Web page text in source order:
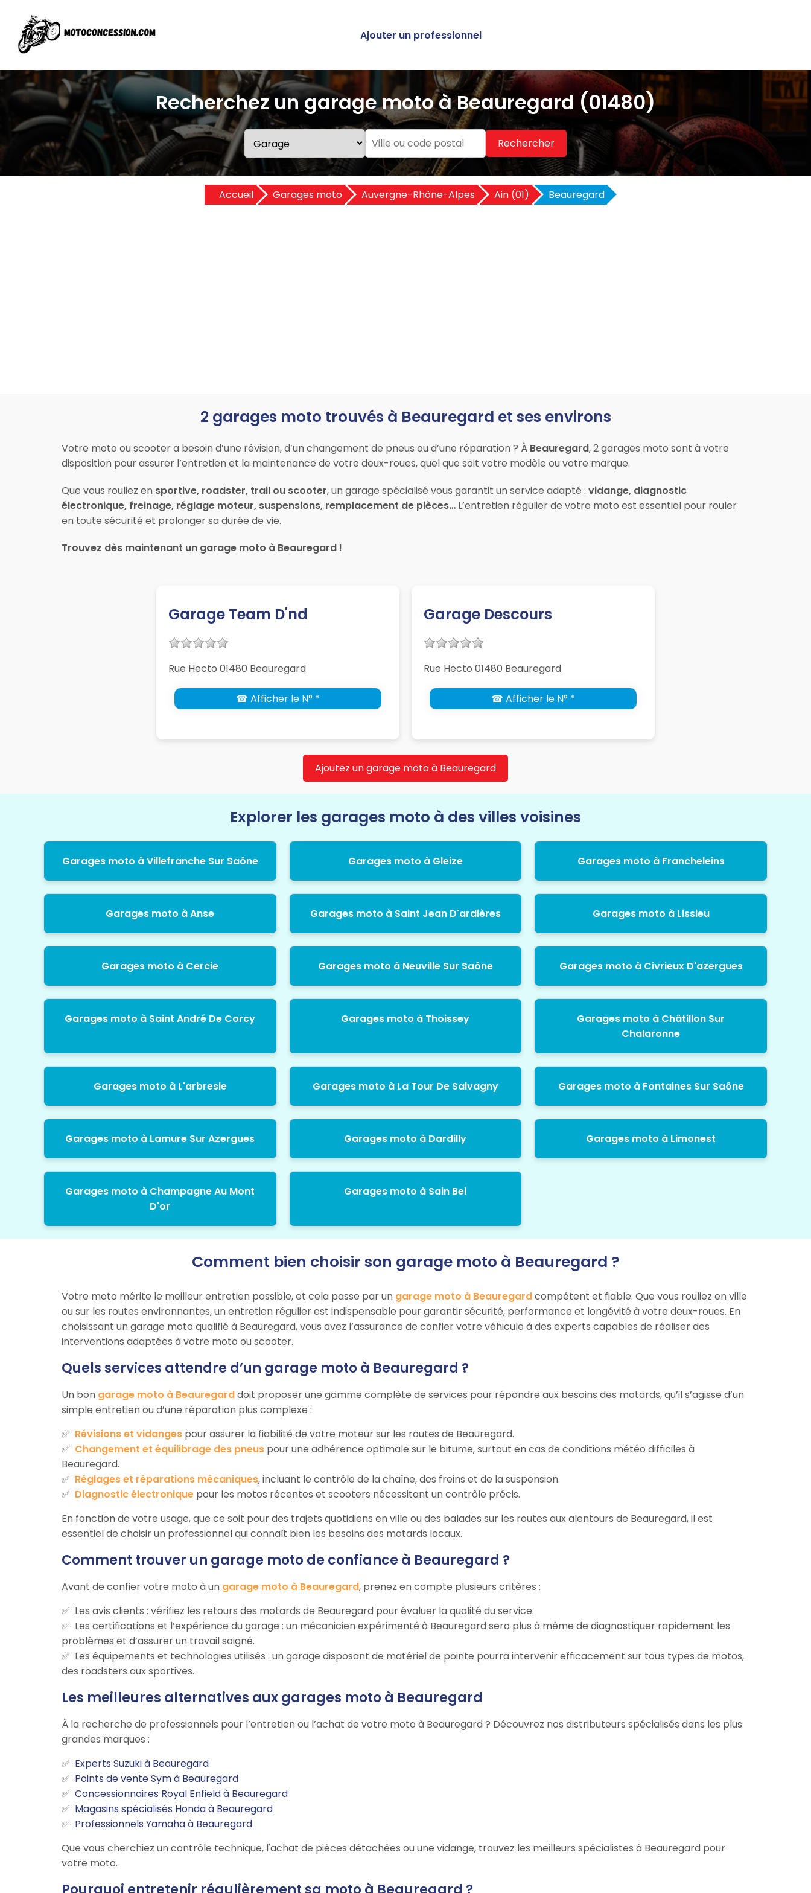
Ajouter un professionnel
Recherchez un garage moto à Beauregard (01480)
Rechercher
Accueil Garages moto Auvergne-Rhône-Alpes Ain (01) Beauregard
2 garages moto trouvés à Beauregard et ses environs
Votre moto ou scooter a besoin d’une révision, d’un changement de pneus ou d’une réparation ? À Beauregard, 2 garages moto sont à votre
disposition pour assurer l’entretien et la maintenance de votre deux-roues, quel que soit votre modèle ou votre marque.
Que vous rouliez en sportive, roadster, trail ou scooter, un garage spécialisé vous garantit un service adapté : vidange, diagnostic
électronique, freinage, réglage moteur, suspensions, remplacement de pièces… L’entretien régulier de votre moto est essentiel pour rouler
en toute sécurité et prolonger sa durée de vie.
Trouvez dès maintenant un garage moto à Beauregard !
Garage Team D'nd
Rue Hecto 01480 Beauregard
☎ Afficher le N° *
Garage Descours
Rue Hecto 01480 Beauregard
☎ Afficher le N° *
Ajoutez un garage moto à Beauregard
Explorer les garages moto à des villes voisines
Garages moto à Villefranche Sur Saône Garages moto à Gleize Garages moto à Francheleins
Garages moto à Anse Garages moto à Saint Jean D'ardières Garages moto à Lissieu
Garages moto à Cercie Garages moto à Neuville Sur Saône Garages moto à Civrieux D'azergues
Garages moto à Saint André De Corcy Garages moto à Thoissey
Garages moto à Châtillon Sur
Chalaronne
Garages moto à L'arbresle Garages moto à La Tour De Salvagny Garages moto à Fontaines Sur Saône
Garages moto à Lamure Sur Azergues Garages moto à Dardilly Garages moto à Limonest
Garages moto à Champagne Au Mont
D'or
Garages moto à Sain Bel
Comment bien choisir son garage moto à Beauregard ?
Votre moto mérite le meilleur entretien possible, et cela passe par un garage moto à Beauregardcompétent et fiable. Que vous rouliez en ville
ou sur les routes environnantes, un entretien régulier est indispensable pour garantir sécurité, performance et longévité à votre deux-roues. En
choisissant un garage moto qualifié à Beauregard, vous avez l’assurance de confier votre véhicule à des experts capables de réaliser des
interventions adaptées à votre moto ou scooter.
Quels services attendre d’un garage moto à Beauregard ?
Un bon garage moto à Beauregarddoit proposer une gamme complète de services pour répondre aux besoins des motards, qu’il s’agisse d’un
simple entretien ou d’une réparation plus complexe :
Révisions et vidanges pour assurer la fiabilité de votre moteur sur les routes de Beauregard.
Changement et équilibrage des pneus pour une adhérence optimale sur le bitume, surtout en cas de conditions météo difficiles à
Beauregard.
Réglages et réparations mécaniques, incluant le contrôle de la chaîne, des freins et de la suspension.
Diagnostic électronique pour les motos récentes et scooters nécessitant un contrôle précis.
En fonction de votre usage, que ce soit pour des trajets quotidiens en ville ou des balades sur les routes aux alentours de Beauregard, il est
essentiel de choisir un professionnel qui connaît bien les besoins des motards locaux.
Comment trouver un garage moto de confiance à Beauregard ?
Avant de confier votre moto à un garage moto à Beauregard, prenez en compte plusieurs critères :
Les avis clients : vérifiez les retours des motards de Beauregard pour évaluer la qualité du service.
Les certifications et l’expérience du garage : un mécanicien expérimenté à Beauregard sera plus à même de diagnostiquer rapidement les
problèmes et d’assurer un travail soigné.
Les équipements et technologies utilisés : un garage disposant de matériel de pointe pourra intervenir efficacement sur tous types de motos,
des roadsters aux sportives.
Les meilleures alternatives aux garages moto à Beauregard
À la recherche de professionnels pour l’entretien ou l’achat de votre moto à Beauregard ? Découvrez nos distributeurs spécialisés dans les plus
grandes marques :
Experts Suzuki à Beauregard
Points de vente Sym à Beauregard
Concessionnaires Royal Enfield à Beauregard
Magasins spécialisés Honda à Beauregard
Professionnels Yamaha à Beauregard
Que vous cherchiez un contrôle technique, l'achat de pièces détachées ou une vidange, trouvez les meilleurs spécialistes à Beauregard pour
votre moto.